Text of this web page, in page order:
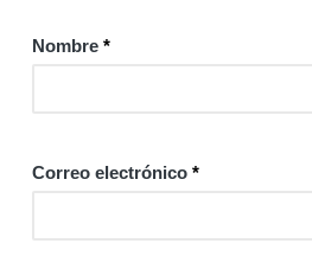
Nombre *
Correo electrónico *